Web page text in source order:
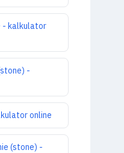
- kalkulator
-
online
(stone) -